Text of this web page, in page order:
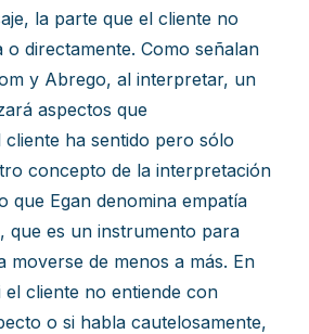
la parte que el cliente no
o directamente. Como señalan
y Abrego, al interpretar, un
aspectos que
ha sentido pero sólo
concepto de la interpretación
que Egan denomina empatía
que es un instrumento para
moverse de menos a más. En
cliente no entiende con
o si habla cautelosamente,